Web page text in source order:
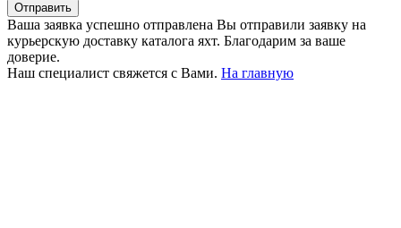
Отправить
Ваша заявка успешно отправлена Вы отправили заявку на
курьерскую доставку каталога яхт. Благодарим за ваше
доверие.
Наш специалист свяжется с Вами. На главную